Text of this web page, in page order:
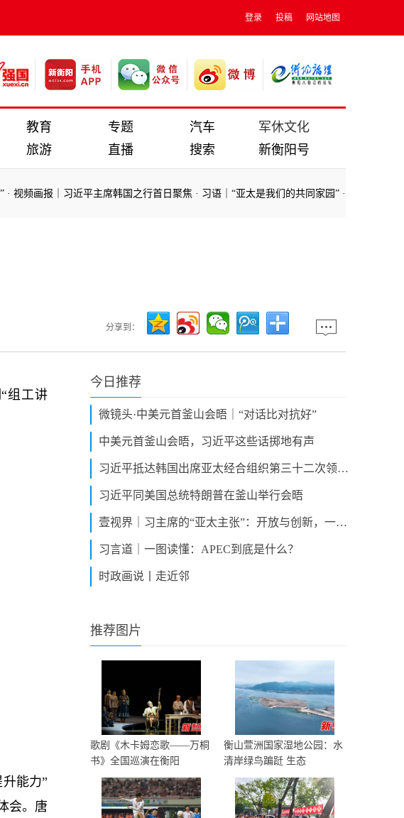
登录 投稿 网站地图
教育 专题 汽车
军休文化
旅游 直播 搜索 新衡阳号
频画报｜习近平主席韩国之行首日聚焦·习语｜“亚太是我们的共同家园”·微视频｜潮起太
分享到：
组工讲
能力”
会。唐
今日推荐
微镜头·中美元首釜山会晤｜“对话比对抗好”‍‍
中美元首釜山会晤，习近平这些话掷地有声
习近平抵达韩国出席亚太经合组织第三十二次领导人非正式会议并对韩国进行国事访问
习近平同美国总统特朗普在釜山举行会晤
壹视界｜习主席的“亚太主张”：开放与创新，一个都不能少
习言道｜一图读懂：APEC到底是什么？
时政画说丨走近邻
推荐图片
歌剧《木卡姆恋歌——万桐
书》全国巡演在衡阳
衡山萱洲国家湿地公园：水
清岸绿鸟蹁跹 生态